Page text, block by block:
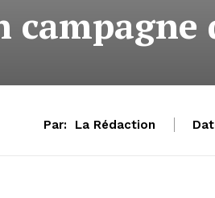
Par: La Rédaction